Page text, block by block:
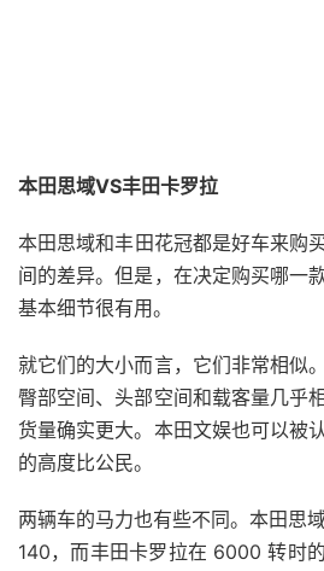
本田思域VS丰田卡罗拉
本田思域和丰田花冠都是好车来购
间的差异。但是，在决定购买哪一
基本细节很有用。
就它们的大小而言，它们非常相似
臀部空间、头部空间和载客量几乎
货量确实更大。本田文娱也可以被
的高度比公民。
两辆车的马力也有些不同。本田思
140，而丰田卡罗拉在 6000 转时